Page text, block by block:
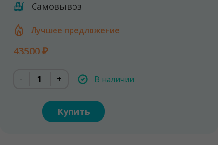
Самовывоз
Лучшее предложение
43500 ₽
+ В наличии
Купить